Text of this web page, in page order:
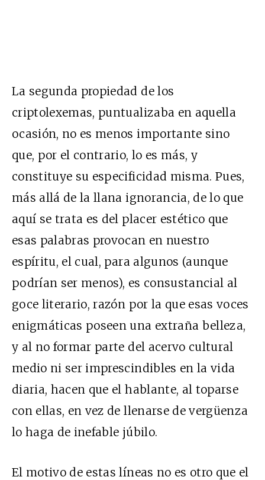
La segunda propiedad de los
criptolexemas, puntualizaba en aquella
ocasión, no es menos importante sino
que, por el contrario, lo es más, y
constituye su especificidad misma. Pues,
más allá de la llana ignorancia, de lo que
aquí se trata es del placer estético que
esas palabras provocan en nuestro
espíritu, el cual, para algunos (aunque
podrían ser menos), es consustancial al
goce literario, razón por la que esas voces
enigmáticas poseen una extraña belleza,
y al no formar parte del acervo cultural
medio ni ser imprescindibles en la vida
diaria, hacen que el hablante, al toparse
con ellas, en vez de llenarse de vergüenza
lo haga de inefable júbilo.
El motivo de estas líneas no es otro que el